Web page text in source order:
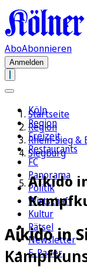
AboAbonnieren
Anmelden
Köln
Region
Freizeit
Restaurants
FC
Panorama
Politik
Wirtschaft
Kultur
Rätsel
Newsletter
E-Paper
Startseite
Region
Rhein-Sieg &
Siegburg
Aikido
Aikido in